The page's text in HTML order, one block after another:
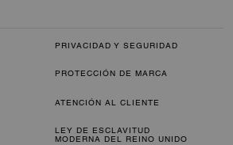
PRIVACIDAD Y SEGURIDAD
PROTECCIÓN DE MARCA
ATENCIÓN AL CLIENTE
LEY DE ESCLAVITUD
MODERNA DEL REINO UNIDO